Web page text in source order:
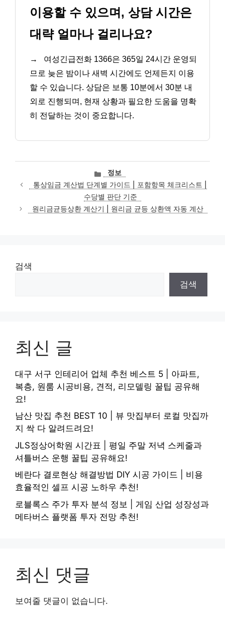
이용할 수 있으며, 상담 시간은
대략 얼마나 걸리나요?
→
여성긴급전화 1366은 365일 24시간 운영되
므로 늦은 밤이나 새벽 시간에도 언제든지 이용
할 수 있습니다. 상담은 보통 10분에서 30분 내
외로 진행되며, 현재 상황과 필요한 도움을 명확
히 전달하는 것이 중요합니다.
카
테
고
리
정보
통상임금 계산법 단계별 가이드 | 포함항목 체크리스트 |
수당별 판단 기준
원리금균등상환 계산기 | 원리금 균등 상환액 자동 계산
검색
검색
최신 글
대구 서구 인테리어 업체 추천 베스트 5 | 아파트,
복층, 원룸 시공비용, 견적, 리모델링 꿀팁 공유해
요!
남산 맛집 추천 BEST 10 | 뷰 맛집부터 로컬 맛집까
지 싹 다 알려드려요!
JLS정상어학원 시간표 | 평일 주말 저녁 스케줄과
셔틀버스 운행 꿀팁 공유해요!
베란다 결로현상 해결방법 DIY 시공 가이드 | 비용
효율적인 셀프 시공 노하우 추천!
로블록스 주가 투자 분석 정보 | 게임 산업 성장성과
메타버스 플랫폼 투자 전망 추천!
최신 댓글
보여줄 댓글이 없습니다.